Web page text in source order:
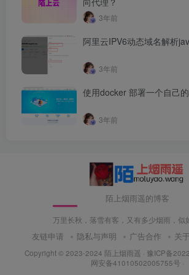
3年前
阿里云IPV6动态域名解析
3年前
使用docker 部署一个自己
3年前
陌上烟雨遥的博客
万里长秋，落雪有客，又有多少烟雨，似
友链申请 隐私与声明 广告合作 关
Copyright © 2023-2024 陌上烟雨遥 · 豫ICP备
网安备41010502005755号 ·